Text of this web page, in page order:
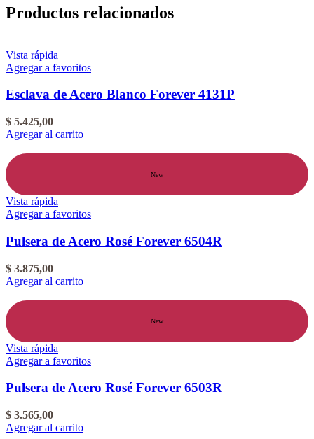
Productos relacionados
Vista rápida
Agregar a favoritos
Esclava de Acero Blanco Forever 4131P
$ 5.425,00
Agregar al carrito
New
Vista rápida
Agregar a favoritos
Pulsera de Acero Rosé Forever 6504R
$ 3.875,00
Agregar al carrito
New
Vista rápida
Agregar a favoritos
Pulsera de Acero Rosé Forever 6503R
$ 3.565,00
Agregar al carrito